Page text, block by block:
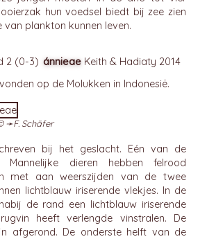
hun voedsel biedt bij zee zien
van plankton kunnen leven.
ánnieae Keith & Hadiaty 2014
op de Molukken in Indonesië.
➛F. Schäfer
bij het geslacht. Eén van de
Mannelijke dieren hebben felrood
met aan weerszijden van de twee
lichtblauw iriserende vlekjes. In de
de rand een lichtblauw iriserende
heeft verlengde vinstralen. De
afgerond. De onderste helft van de